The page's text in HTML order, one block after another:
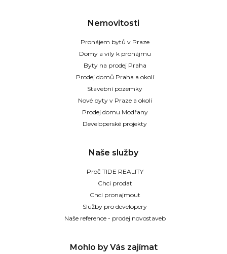
Nemovitosti
Pronájem bytů v Praze
Domy a vily k pronájmu
Byty na prodej Praha
Prodej domů Praha a okolí
Stavební pozemky
Nové byty v Praze a okolí
Prodej domu Modřany
Developerské projekty
Naše služby
Proč TIDE REALITY
Chci prodat
Chci pronajmout
Služby pro developery
Naše reference - prodej novostaveb
Mohlo by Vás zajímat